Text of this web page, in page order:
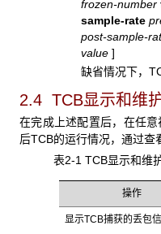
frozen-number
sample-rate
post-sample-
value ]
缺省情况下，
2.4 TCB显示和维
在完成上述配置后，在任意
后TCB的运行情况，通过查
表2-1 TCB显示和维
操作
显示TCB捕获的丢包